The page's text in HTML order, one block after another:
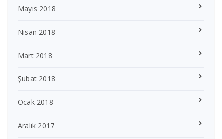
Mayıs 2018
Nisan 2018
Mart 2018
Şubat 2018
Ocak 2018
Aralık 2017